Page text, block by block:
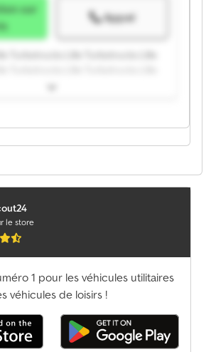
Appel
Turbotrucks Lille Turbotrucks Lille
Turbotrucks Lille Turbotrucks Lille
Turbotrucks Lille
le store
1 pour les véhicules utilitaires
véhicules de loisirs !